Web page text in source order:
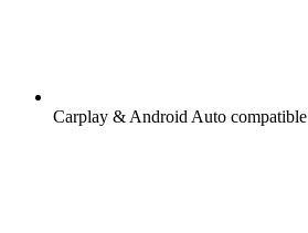
Carplay & Android Auto compatible